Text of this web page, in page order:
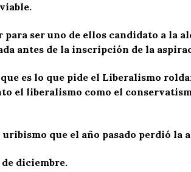
ser uno de ellos candidato a la
antes de la inscripción de la
es lo que pide el Liberalismo
el liberalismo como el
que el año pasado perdió la
diciembre.